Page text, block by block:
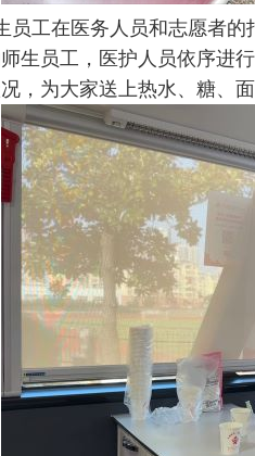
员工在医务人员和志愿者
生员工，医护人员依序进
，为大家送上热水、糖、